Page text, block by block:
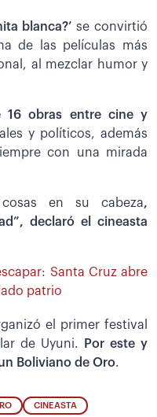
blanca?’se convirtió
de las películas más
al mezclar humor y
16 obras entre cine y
y políticos, además
con una mirada
en su cabeza,
declaró el cineasta
Santa Cruz abre
patrio
el primer festival
de Uyuni.
Por este y
Boliviano de Oro.
CINEASTA